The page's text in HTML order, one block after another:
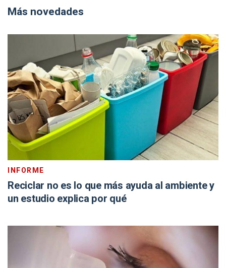
Más novedades
INFORME
Reciclar no es lo que más ayuda al ambiente y
un estudio explica por qué